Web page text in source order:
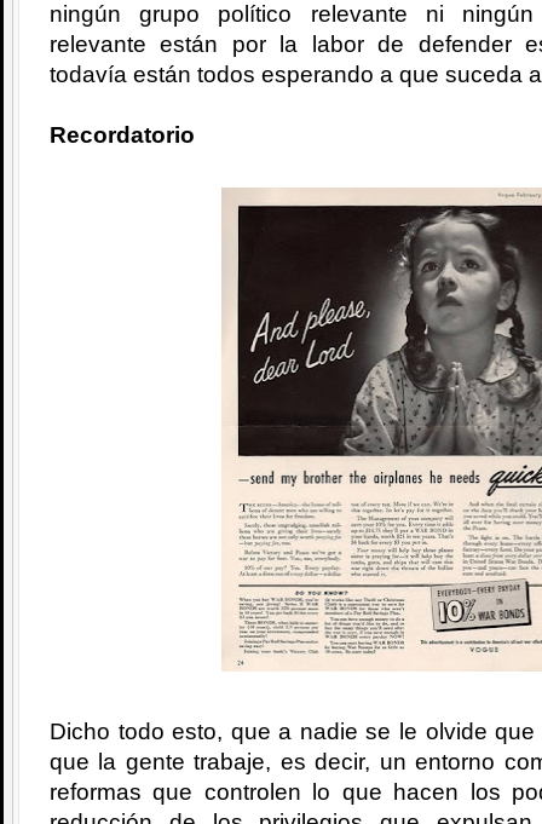
ningún grupo político relevante ni
relevante están por la labor de defender
todavía están todos esperando a que suceda
Recordatorio
Dicho todo esto, que a nadie se le olvide
que la gente trabaje, es decir, un entorno
reformas que controlen lo que hacen los